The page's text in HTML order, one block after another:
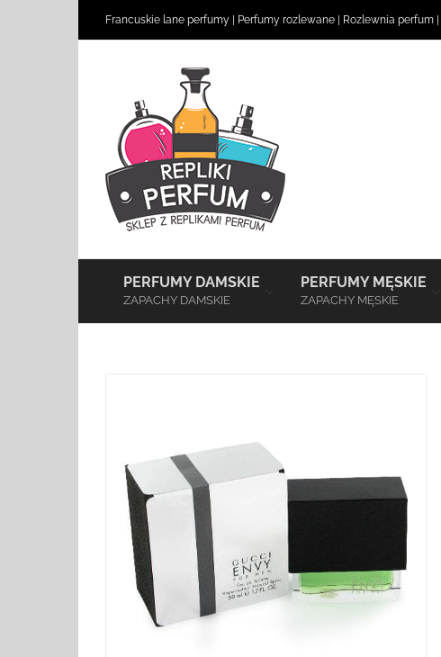
Francuskie lane perfumy Perfumy rozlewane Rozlewnia perfum
PERFUMY DAMSKIE
ZAPACHY DAMSKIE
PERFUMY MĘSKIE
ZAPACHY MĘSKIE